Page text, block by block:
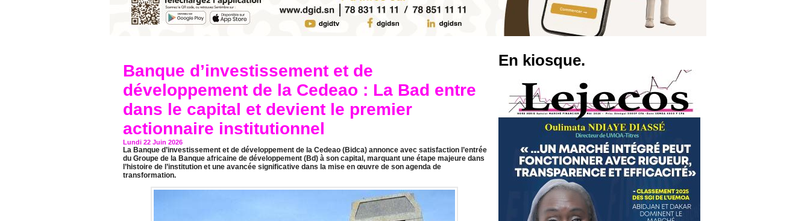
Banque d’investissement et de
développement de la Cedeao : La Bad entre
dans le capital et devient le premier
actionnaire institutionnel
Lundi 22 Juin 2026
La Banque d’investissement et de développement de la Cedeao (Bidca) annonce avec satisfaction l’entrée
du Groupe de la Banque africaine de développement (Bd) à son capital, marquant une étape majeure dans
l’histoire de l’institution et une avancée significative dans la mise en œuvre de son agenda de
transformation.
En kiosque.